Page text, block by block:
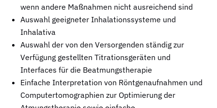
wenn andere Maßnahmen nicht ausreichend sind
Auswahl geeigneter Inhalationssysteme und
Inhalativa
Auswahl der von den Versorgenden ständig zur
Verfügung gestellten Titrationsgeräten und
Interfaces für die Beatmungstherapie
Einfache Interpretation von Röntgenaufnahmen und
Computertomographien zur Optimierung der